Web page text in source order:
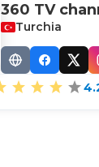
360 TV
Turchia
WebsiteFacebook
X